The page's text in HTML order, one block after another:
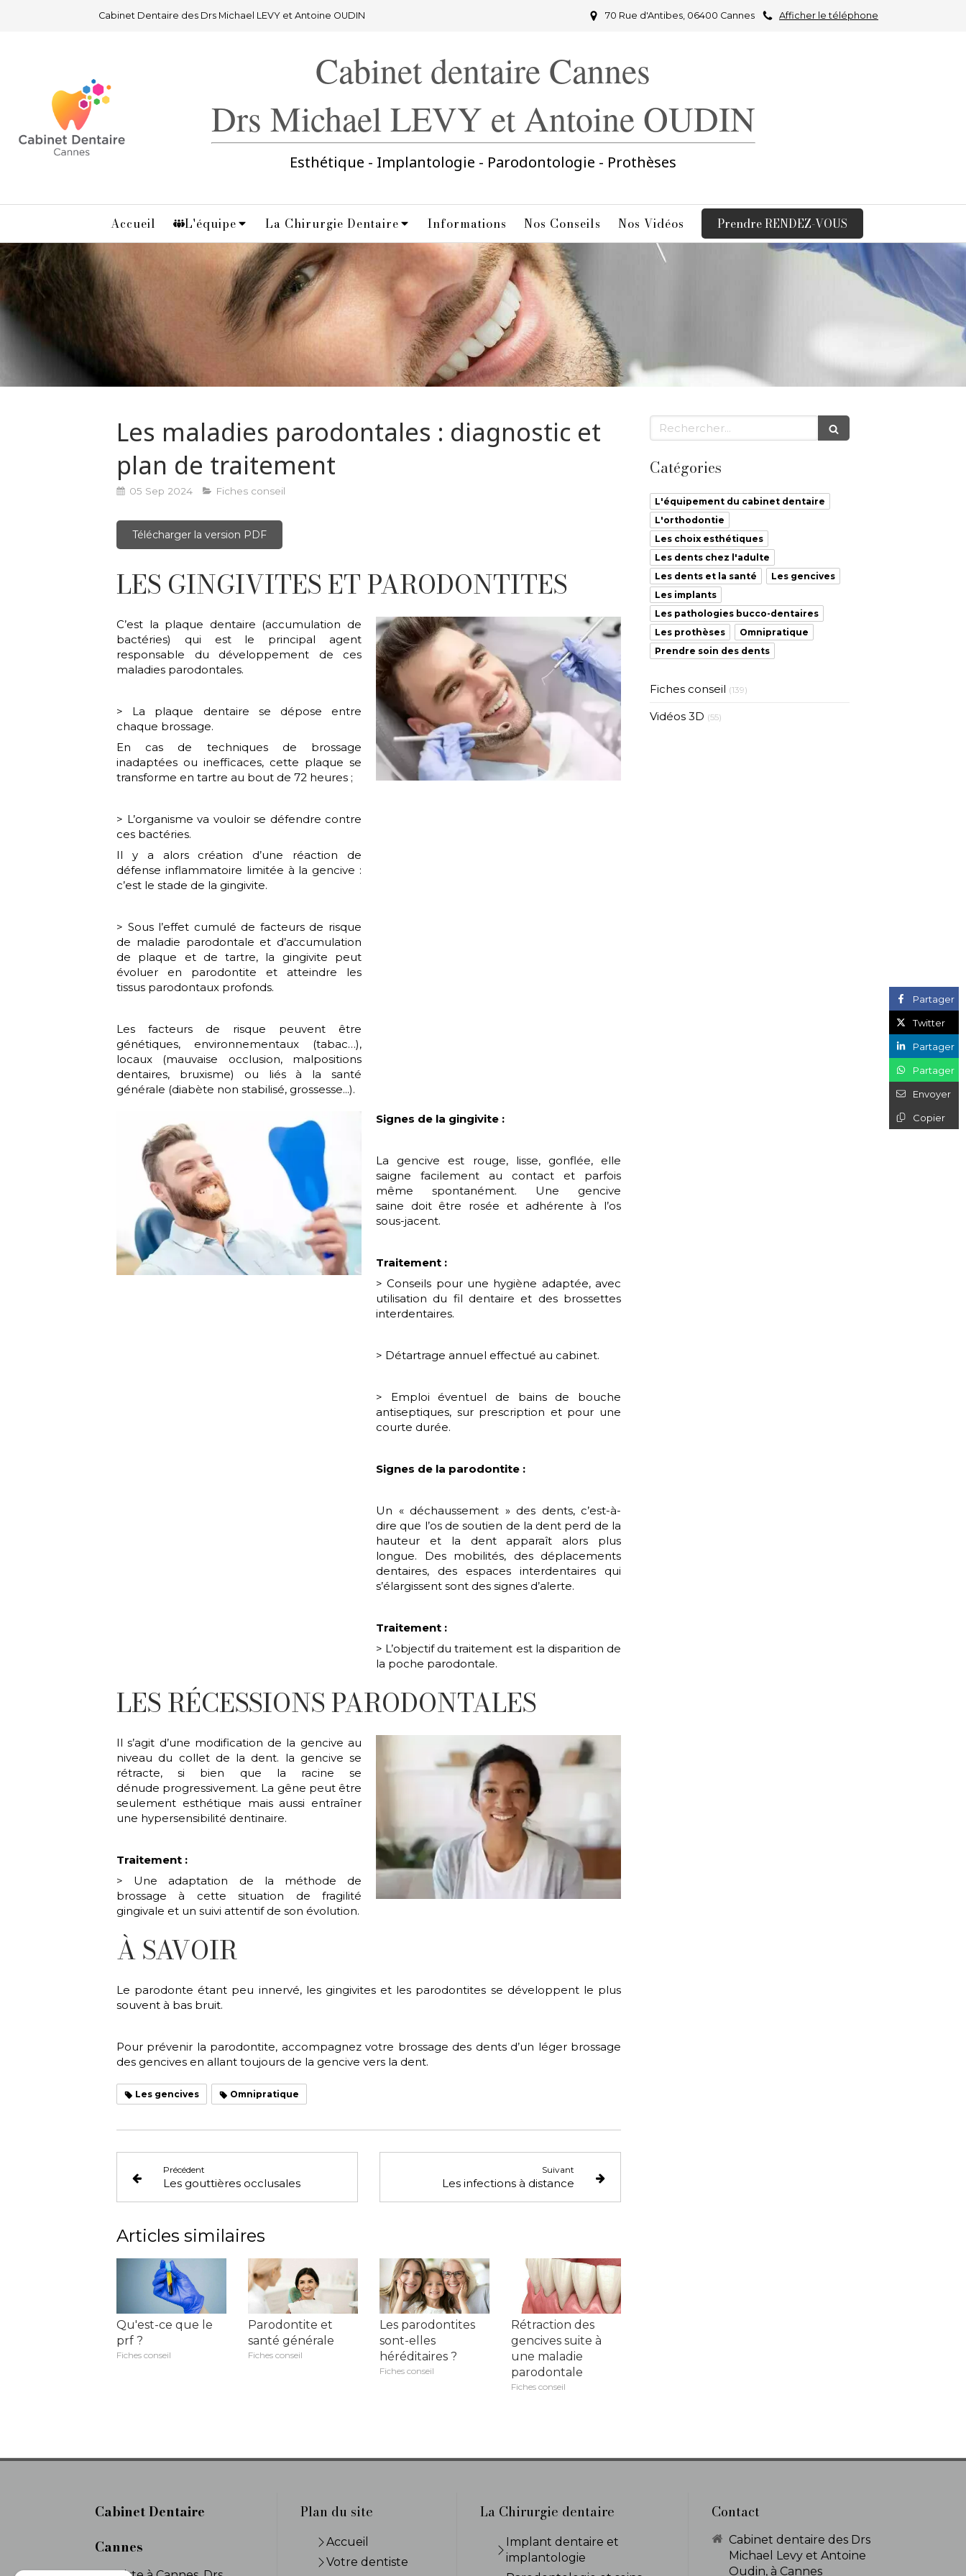
Cabinet Dentaire des Drs Michael LEVY et Antoine OUDIN Afficher le téléphone
70 Rue d'Antibes, 06400 Cannes
Cabinet dentaire Cannes
Drs Michael LEVY et Antoine OUDIN
Esthétique - Implantologie - Parodontologie - Prothèses
Accueil L'équipe La Chirurgie Dentaire Informations Nos Conseils Nos Vidéos Prendre RENDEZ-VOUS
Les maladies parodontales : diagnostic et
plan de traitement
05 Sep 2024 Fiches conseil
Télécharger la version PDF
LES GINGIVITES ET PARODONTITES
C’est la plaque dentaire (accumulation de
bactéries) qui est le principal agent
responsable du développement de ces
maladies parodontales.
> La plaque dentaire se dépose entre
chaque brossage.
En cas de techniques de brossage
inadaptées ou inefficaces, cette plaque se
transforme en tartre au bout de 72 heures ;
> L’organisme va vouloir se défendre contre
ces bactéries.
Il y a alors création d’une réaction de
défense inflammatoire limitée à la gencive :
c’est le stade de la gingivite.
> Sous l’effet cumulé de facteurs de risque
de maladie parodontale et d’accumulation
de plaque et de tartre, la gingivite peut
évoluer en parodontite et atteindre les
tissus parodontaux profonds.
Les facteurs de risque peuvent être
génétiques, environnementaux (tabac…),
locaux (mauvaise occlusion, malpositions
dentaires, bruxisme) ou liés à la santé
générale (diabète non stabilisé, grossesse...).
Signes de la gingivite :
La gencive est rouge, lisse, gonflée, elle
saigne facilement au contact et parfois
même spontanément. Une gencive
saine doit être rosée et adhérente à l’os
sous-jacent.
Traitement :
> Conseils pour une hygiène adaptée, avec
utilisation du fil dentaire et des brossettes
interdentaires.
> Détartrage annuel effectué au cabinet.
> Emploi éventuel de bains de bouche
antiseptiques, sur prescription et pour une
courte durée.
Signes de la parodontite :
Un « déchaussement » des dents, c’est-à-
dire que l’os de soutien de la dent perd de la
hauteur et la dent apparaît alors plus
longue. Des mobilités, des déplacements
dentaires, des espaces interdentaires qui
s’élargissent sont des signes d’alerte.
Traitement :
> L’objectif du traitement est la disparition de
la poche parodontale.
LES RÉCESSIONS PARODONTALES
Il s’agit d’une modification de la gencive au
niveau du collet de la dent. la gencive se
rétracte, si bien que la racine se
dénude progressivement. La gêne peut être
seulement esthétique mais aussi entraîner
une hypersensibilité dentinaire.
Traitement :
> Une adaptation de la méthode de
brossage à cette situation de fragilité
gingivale et un suivi attentif de son évolution.
À SAVOIR
Le parodonte étant peu innervé, les gingivites et les parodontites se développent le plus
souvent à bas bruit.
Pour prévenir la parodontite, accompagnez votre brossage des dents d’un léger brossage
des gencives en allant toujours de la gencive vers la dent.
Les gencives Omnipratique
Précédent
Les gouttières occlusales
Suivant
Les infections à distance
Articles similaires
Qu'est-ce que le
prf ?
Fiches conseil
Parodontite et
santé générale
Fiches conseil
Les parodontites
sont-elles
héréditaires ?
Fiches conseil
Rétraction des
gencives suite à
une maladie
parodontale
Fiches conseil
Partager
Twitter
Partager
Partager
Envoyer
Copier
Rechercher
Catégories
L'équipement du cabinet dentaire
L'orthodontie
Les choix esthétiques
Les dents chez l'adulte
Les dents et la santé
Les gencives
Les implants
Les pathologies bucco-dentaires
Les prothèses
Omnipratique
Prendre soin des dents
Fiches conseil (139)
Vidéos 3D (55)
Cabinet Dentaire
Cannes
Plan du site
Accueil
Votre dentiste
La Chirurgie dentaire
Implant dentaire et
implantologie
Contact
Cabinet dentaire des Drs
Michael Levy et Antoine
Oudin, à Cannes